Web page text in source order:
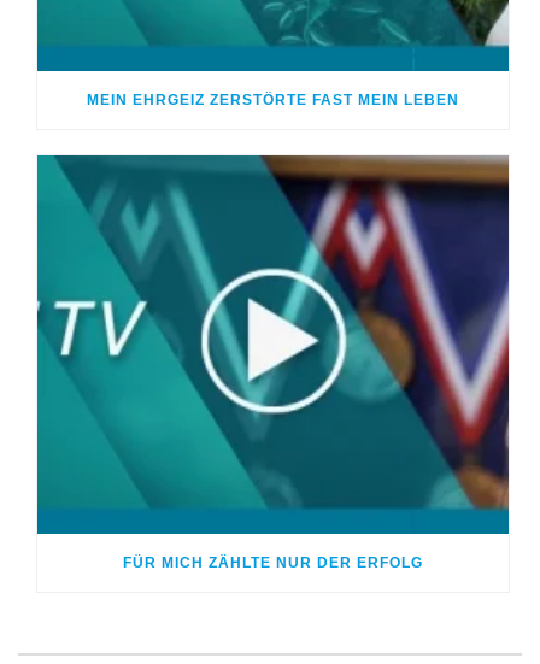
MEIN EHRGEIZ ZERSTÖRTE FAST MEIN LEBEN
FÜR MICH ZÄHLTE NUR DER ERFOLG